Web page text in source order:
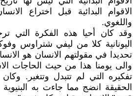
الاقوام البدائية قبل اختراع
واللغوي.
وقد كان أحيا هذه الفكرة التي
اليونانية كلا من ليفي شتراوس
تحديدا في مقولتهم الانسان هو
والى يومنا هذا من حيث الحاجات
تفكيره التي لم تتبدل وتتغير.